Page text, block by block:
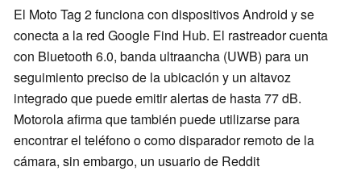
El Moto Tag 2 funciona con dispositivos Android y se
conecta a la red Google Find Hub. El rastreador cuenta
con Bluetooth 6.0, banda ultraancha (UWB) para un
seguimiento preciso de la ubicación y un altavoz
integrado que puede emitir alertas de hasta 77 dB.
Motorola afirma que también puede utilizarse para
encontrar el teléfono o como disparador remoto de la
cámara, sin embargo, un usuario de Reddit